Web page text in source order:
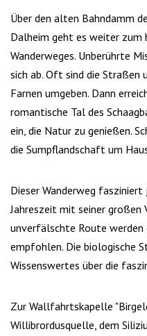
Über den alten Bahndamm
Dalheim geht es weiter zum
Wanderweges. Unberührte
sich ab. Oft sind die Straßen
Farnen umgeben. Dann
romantische Tal des
ein, die Natur zu genießen.
die Sumpflandschaft um
Dieser Wanderweg
Jahreszeit mit seiner
unverfälschte Route werden
empfohlen. Die biologische
Wissenswertes über die
Zur Wallfahrtskapelle
Willibrordusquelle, dem